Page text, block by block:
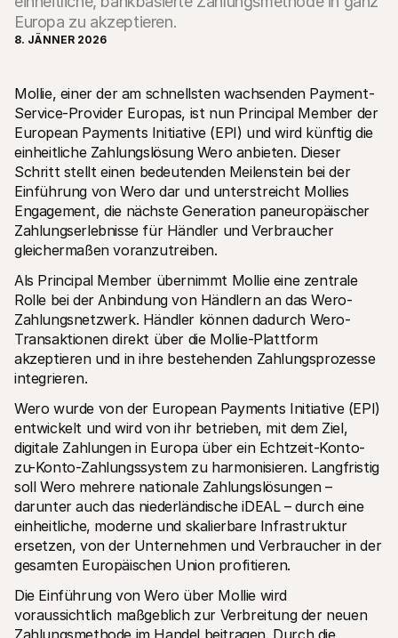
Technische Ressourcen
Developer-Portal
Entdecken Sie unsere Ressourcen und Updates für
Developer
Bibliotheken
Integrieren Sie Mollie mit unseren Plug-and-Play-Paketen
Discord community
Werden Sie Teil der Entwickler-Community
Mollie-
Über Mollie
Preise
Sehen Sie sich unsere Preise an
Über uns
Unsere Story und Werte
News
Lesen Sie aktuelle Mollie-
Neuigkeiten
Karriere
Kommen Sie zu uns - wir stellen ein!
Für Endkunden
Warum steht Mollie auf Ihrem Kontoauszug?
Für Mollie-Händler
Kontaktieren Sie unseren Händler-Support
Sales-Team kontaktieren
Erfahren Sie, wie wir Ihrem Unternehmen helfen können
Europa zu akzeptieren.
8. JÄNNER 2026
Mollie, einer der am schnellsten wachsenden Payment-
Service-Provider Europas, ist nun Principal Member der
European Payments Initiative (EPI) und wird künftig die
einheitliche Zahlungslösung Wero anbieten. Dieser
Schritt stellt einen bedeutenden Meilenstein bei der
Einführung von Wero dar und unterstreicht Mollies
Engagement, die nächste Generation paneuropäischer
Zahlungserlebnisse für Händler und Verbraucher
gleichermaßen voranzutreiben.
Als Principal Member übernimmt Mollie eine zentrale
Rolle bei der Anbindung von Händlern an das Wero-
Zahlungsnetzwerk. Händler können dadurch Wero-
Transaktionen direkt über die Mollie-Plattform
akzeptieren und in ihre bestehenden Zahlungsprozesse
integrieren.
Wero wurde von der European Payments Initiative (EPI)
entwickelt und wird von ihr betrieben, mit dem Ziel,
digitale Zahlungen in Europa über ein Echtzeit-Konto-
zu-Konto-Zahlungssystem zu harmonisieren. Langfristig
soll Wero mehrere nationale Zahlungslösungen –
darunter auch das niederländische iDEAL – durch eine
einheitliche, moderne und skalierbare Infrastruktur
ersetzen, von der Unternehmen und Verbraucher in der
gesamten Europäischen Union profitieren.
Die Einführung von Wero über Mollie wird
voraussichtlich maßgeblich zur Verbreitung der neuen
Zahlungsmethode im Handel beitragen. Durch die